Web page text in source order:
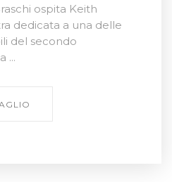
ospita Keith
dedicata a una delle
del secondo
...